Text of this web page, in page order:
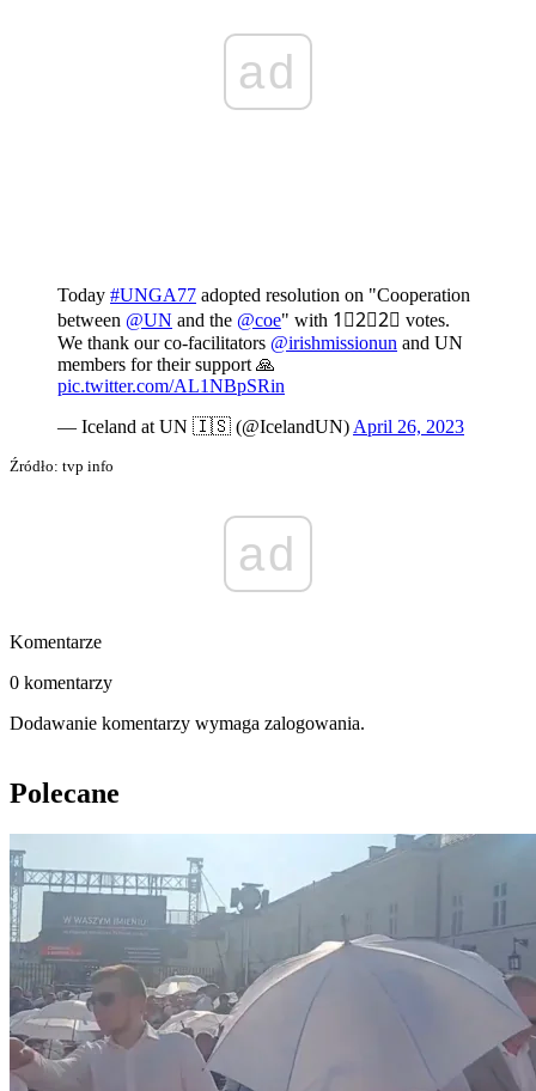
ad
Today #UNGA77 adopted resolution on "Cooperation
between @UN and the @coe" with 1⃣2⃣2⃣ votes.
We thank our co-facilitators @irishmissionun and UN
members for their support 🙏
pic.twitter.com/AL1NBpSRin
— Iceland at UN 🇮🇸 (@IcelandUN)April 26, 2023
Źródło: tvp info
ad
Komentarze
0 komentarzy
Dodawanie komentarzy wymaga zalogowania.
Polecane